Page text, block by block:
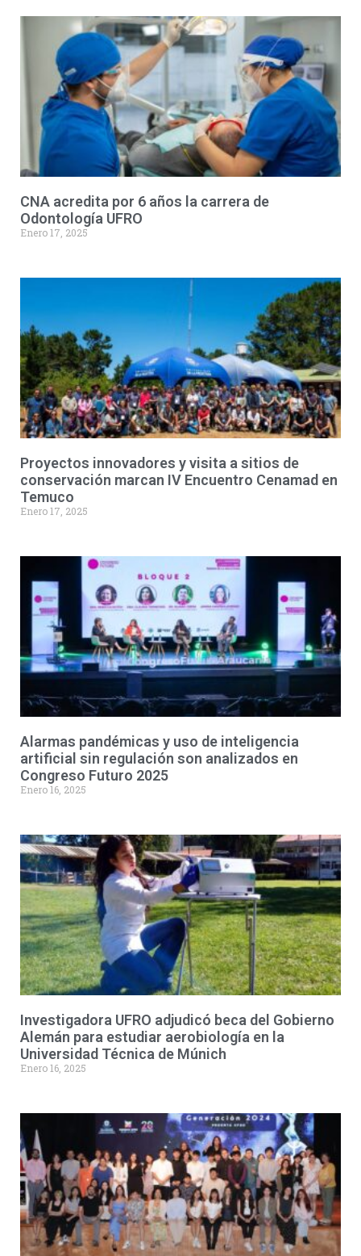
CNA acredita por 6 años la carrera de
Odontología UFRO
Enero 17, 2025
Proyectos innovadores y visita a sitios de
conservación marcan IV Encuentro Cenamad en
Temuco
Enero 17, 2025
Alarmas pandémicas y uso de inteligencia
artificial sin regulación son analizados en
Congreso Futuro 2025
Enero 16, 2025
Investigadora UFRO adjudicó beca del Gobierno
Alemán para estudiar aerobiología en la
Universidad Técnica de Múnich
Enero 16, 2025